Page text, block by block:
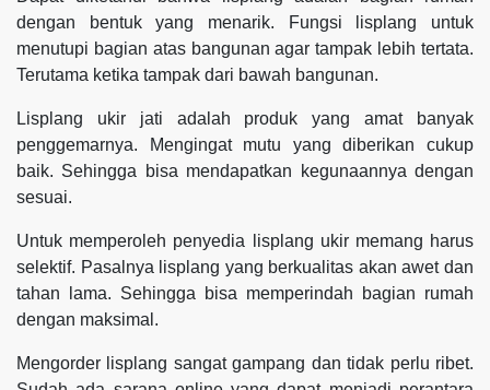
dengan bentuk yang menarik. Fungsi lisplang untuk
menutupi bagian atas bangunan agar tampak lebih tertata.
Terutama ketika tampak dari bawah bangunan.
Lisplang ukir jati adalah produk yang amat banyak
penggemarnya. Mengingat mutu yang diberikan cukup
baik. Sehingga bisa mendapatkan kegunaannya dengan
sesuai.
Untuk memperoleh penyedia lisplang ukir memang harus
selektif. Pasalnya lisplang yang berkualitas akan awet dan
tahan lama. Sehingga bisa memperindah bagian rumah
dengan maksimal.
Mengorder lisplang sangat gampang dan tidak perlu ribet.